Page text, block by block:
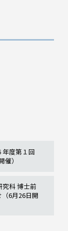
度第１回
）
科 博士前
6月26日開